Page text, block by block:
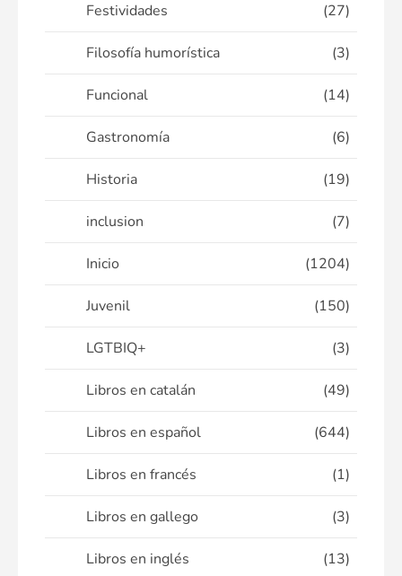
Festividades (27)
Filosofía humorística (3)
Funcional (14)
Gastronomía (6)
Historia (19)
inclusion (7)
Inicio (1204)
Juvenil (150)
LGTBIQ+ (3)
Libros en catalán (49)
Libros en español (644)
Libros en francés (1)
Libros en gallego (3)
Libros en inglés (13)